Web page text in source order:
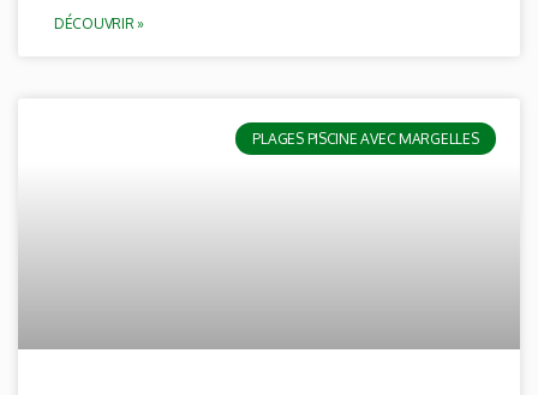
DÉCOUVRIR »
PLAGES PISCINE AVEC MARGELLES